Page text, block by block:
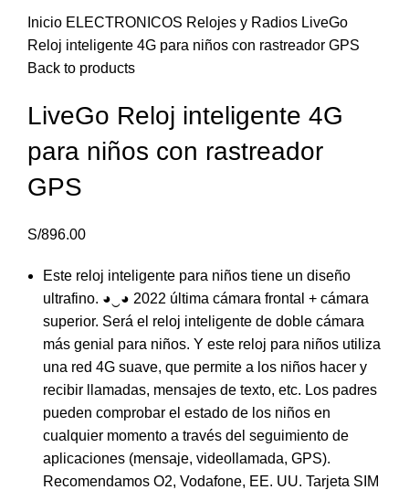
Inicio ELECTRONICOS Relojes y Radios LiveGo
Reloj inteligente 4G para niños con rastreador GPS
Back to products
LiveGo Reloj inteligente 4G
para niños con rastreador
GPS
S/896.00
Este reloj inteligente para niños tiene un diseño
ultrafino. ◕‿◕ 2022 última cámara frontal + cámara
superior. Será el reloj inteligente de doble cámara
más genial para niños. Y este reloj para niños utiliza
una red 4G suave, que permite a los niños hacer y
recibir llamadas, mensajes de texto, etc. Los padres
pueden comprobar el estado de los niños en
cualquier momento a través del seguimiento de
aplicaciones (mensaje, videollamada, GPS).
Recomendamos O2, Vodafone, EE. UU. Tarjeta SIM